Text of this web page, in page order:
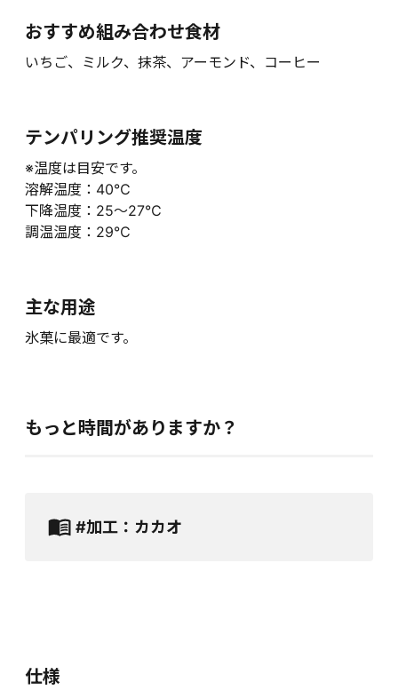
おすすめ組み合わせ食材
いちご、ミルク、抹茶、アーモンド、コーヒー
テンパリング推奨温度
※温度は目安です。
溶解温度：40℃
下降温度：25～27℃
調温温度：29℃
主な用途
氷菓に最適です。
もっと時間がありますか？
#加工：カカオ
仕様